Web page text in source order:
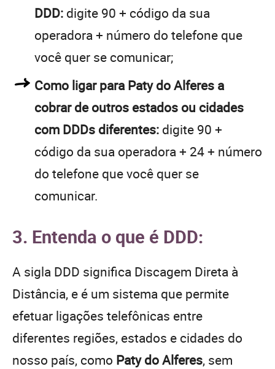
DDD: digite 90 + código da sua
operadora + número do telefone que
você quer se comunicar;
Como ligar para Paty do Alferes a
cobrar de outros estados ou cidades
com DDDs diferentes: digite 90 +
código da sua operadora + 24 + número
do telefone que você quer se
comunicar.
3. Entenda o que é DDD:
A sigla DDD significa Discagem Direta à
Distância, e é um sistema que permite
efetuar ligações telefônicas entre
diferentes regiões, estados e cidades do
nosso país, como Paty do Alferes, sem